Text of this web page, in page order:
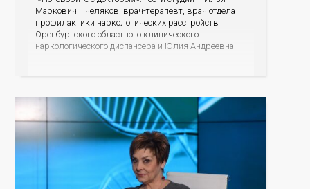
Маркович Пчеляков, врач-терапевт, врач отдела
профилактики наркологических расстройств
Оренбургского областного клинического
наркологического диспансера и Юлия Андреевна
сигаретный фильтр их задержать?